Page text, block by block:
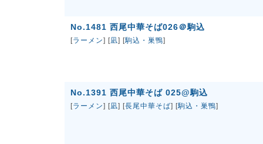
No.1481 西尾中華そば026＠駒込
[ラーメン] [凪] [駒込・巣鴨]
No.1391 西尾中華そば 025@駒込
[ラーメン] [凪] [長尾中華そば] [駒込・巣鴨]